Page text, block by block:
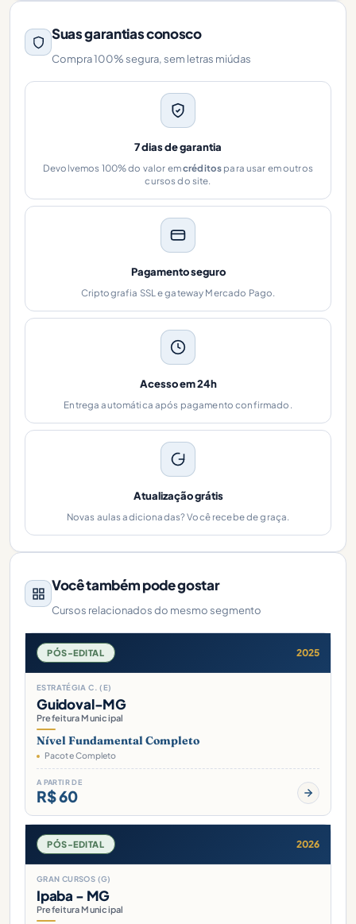
Suas garantias conosco
Compra 100% segura, sem letras miúdas
7 dias de garantia
Devolvemos 100% do valor emcréditos para usar em outros
cursos do site.
Pagamento seguro
Criptografia SSL e gateway Mercado Pago.
Acesso em 24h
Entrega automática após pagamento confirmado.
Atualização grátis
Novas aulas adicionadas? Você recebe de graça.
Você também pode gostar
Cursos relacionados do mesmo segmento
PÓS-EDITAL 2025
ESTRATÉGIA C. (E)
Guidoval-MG
Prefeitura Municipal
Nível Fundamental Completo
Pacote Completo
A PARTIR DE
R$ 60
PÓS-EDITAL 2026
GRAN CURSOS (G)
Ipaba - MG
Prefeitura Municipal